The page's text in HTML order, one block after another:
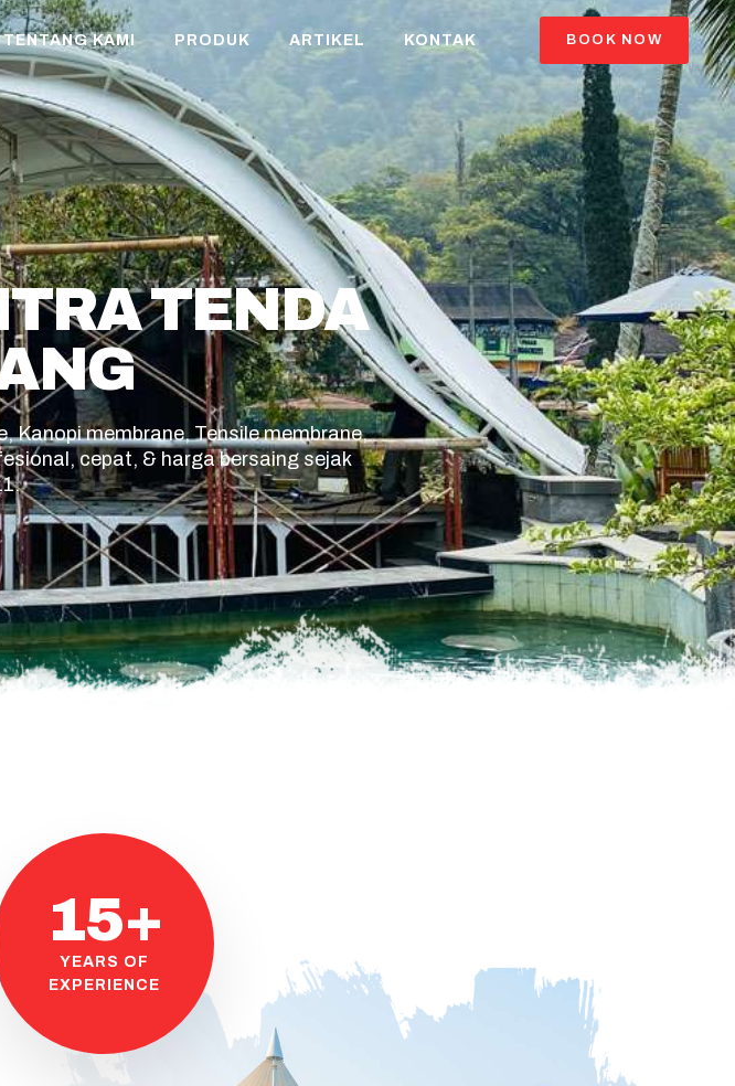
TENTANG KAMI PRODUK ARTIKEL KONTAK BOOK NOW
TENDA
Kanopi membrane, Tensile membrane,
cepat, & harga bersaing sejak
15+
YEARS OF
EXPERIENCE